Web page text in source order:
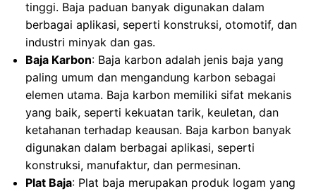
tinggi. Baja paduan banyak digunakan dalam
berbagai aplikasi, seperti konstruksi, otomotif, dan
industri minyak dan gas.
Baja Karbon: Baja karbon adalah jenis baja yang
paling umum dan mengandung karbon sebagai
elemen utama. Baja karbon memiliki sifat mekanis
yang baik, seperti kekuatan tarik, keuletan, dan
ketahanan terhadap keausan. Baja karbon banyak
digunakan dalam berbagai aplikasi, seperti
konstruksi, manufaktur, dan permesinan.
Plat Baja: Plat baja merupakan produk logam yang